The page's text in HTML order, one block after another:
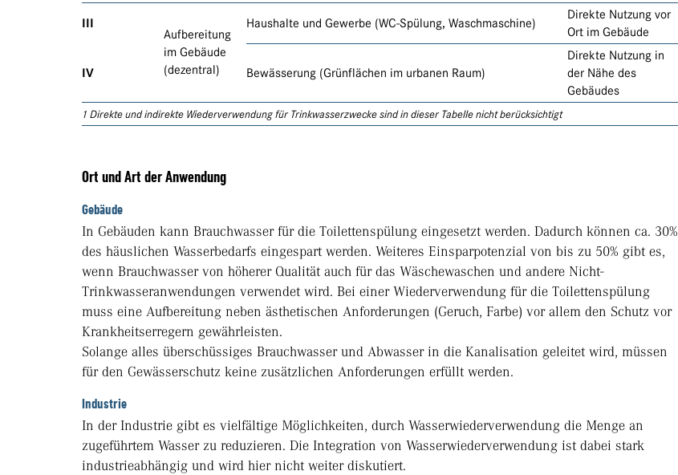
III
Aufbereitung
im Gebäude
(dezentral)
Haushalte und Gewerbe (WC-Spülung, Waschmaschine)
Direkte Nutzung vor
Ort im Gebäude
IV Bewässerung (Grünflächen im urbanen Raum)
Direkte Nutzung in
der Nähe des
Gebäudes
1 Direkte und indirekte Wiederverwendung für Trinkwasserzwecke sind in dieser Tabelle nicht berücksichtigt
Ort und Art der Anwendung
Gebäude
In Gebäuden kann Brauchwasser für die Toilettenspülung eingesetzt werden. Dadurch können ca. 30%
des häuslichen Wasserbedarfs eingespart werden. Weiteres Einsparpotenzial von bis zu 50% gibt es,
wenn Brauchwasser von höherer Qualität auch für das Wäschewaschen und andere Nicht-
Trinkwasseranwendungen verwendet wird. Bei einer Wiederverwendung für die Toilettenspülung
muss eine Aufbereitung neben ästhetischen Anforderungen (Geruch, Farbe) vor allem den Schutz vor
Krankheitserregern gewährleisten.
Solange alles überschüssiges Brauchwasser und Abwasser in die Kanalisation geleitet wird, müssen
für den Gewässerschutz keine zusätzlichen Anforderungen erfüllt werden.
Industrie
In der Industrie gibt es vielfältige Möglichkeiten, durch Wasserwiederverwendung die Menge an
zugeführtem Wasser zu reduzieren. Die Integration von Wasserwiederverwendung ist dabei stark
industrieabhängig und wird hier nicht weiter diskutiert.